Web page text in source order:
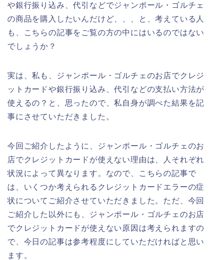
や銀行振り込み、代引などでジャンポール・ゴルチェ
の商品を購入したいんだけど、、、と、考えている人
も、こちらの記事をご覧の方の中にはいるのではない
でしょうか？
実は、私も、ジャンポール・ゴルチェのお店でクレジ
ットカードや銀行振り込み、代引などの支払い方法が
使えるの？と、思ったので、私自身が調べた結果を記
事にさせていただきました。
今回ご紹介したように、ジャンポール・ゴルチェのお
店でクレジットカードが使えない理由は、人それぞれ
状況によって異なります。なので、こちらの記事で
は、いくつか考えられるクレジットカードエラーの症
状についてご紹介させていただきました。ただ、今回
ご紹介した以外にも、ジャンポール・ゴルチェのお店
でクレジットカードが使えない原因は考えられますの
で、今日の記事は参考程度にしていただければと思い
ます。